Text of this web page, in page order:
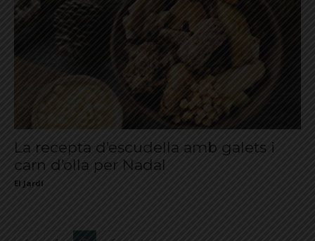
La recepta d’escudella amb galets i
carn d’olla per Nadal
El Jardí